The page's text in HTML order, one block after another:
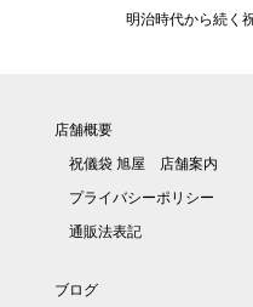
明治時代から続く
店舗概要
祝儀袋 旭屋 店舗案内
プライバシーポリシー
通販法表記
ブログ